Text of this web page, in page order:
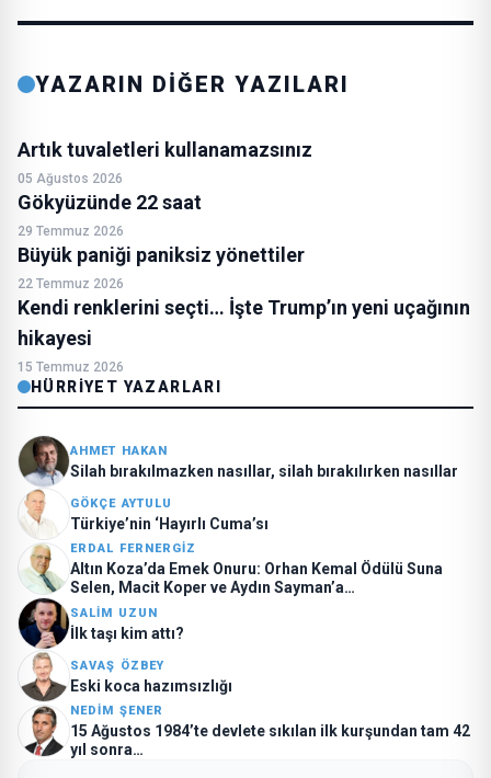
YAZARIN DİĞER YAZILARI
Artık tuvaletleri kullanamazsınız
05 Ağustos 2026
Gökyüzünde 22 saat
29 Temmuz 2026
Büyük paniği paniksiz yönettiler
22 Temmuz 2026
Kendi renklerini seçti… İşte Trump’ın yeni uçağının
hikayesi
15 Temmuz 2026
HÜRRIYET YAZARLARI
AHMET HAKAN
Silah bırakılmazken nasıllar, silah bırakılırken nasıllar
GÖKÇE AYTULU
Türkiye’nin ‘Hayırlı Cuma’sı
ERDAL FERNERGIZ
Altın Koza’da Emek Onuru: Orhan Kemal Ödülü Suna
Selen, Macit Koper ve Aydın Sayman’a…
SALIM UZUN
İlk taşı kim attı?
SAVAŞ ÖZBEY
Eski koca hazımsızlığı
NEDIM ŞENER
15 Ağustos 1984’te devlete sıkılan ilk kurşundan tam 42
yıl sonra…